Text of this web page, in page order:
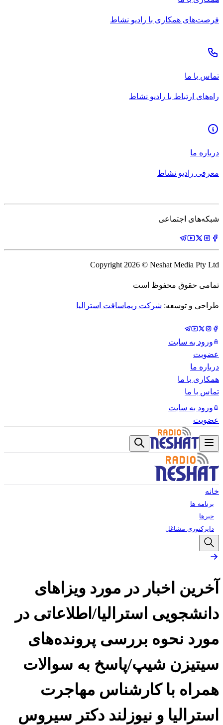
فرصت‌های همکاری با رادیو نشاط
تماس با ما
راه‌های ارتباط با رادیو نشاط
درباره ما
معرفی رادیو نشاط
شبکه‌های اجتماعی
Copyright 2026 © Neshat Media Pty Ltd
تمامی حقوق محفوظ است
طراحی و توسعه: شرکت ریماسافت استرالیا
ورود به سایت
عضویت
درباره ما
همکاری با ما
تماس با ما
ورود به سایت
عضویت
خانه
برنامه ها
خبرها
دایرکتوری مشاغل
آخرین اخبار در مورد ویزاهای
دانشجویی استرالیا/اطلاعاتی در
مورد نحوه بررسی پرونده‌های
سیتیزن شیپ/پاسخ به سوالات
همراه با کارشناس مهاجرت
استرالیا و نیوزلند دکتر سیروس